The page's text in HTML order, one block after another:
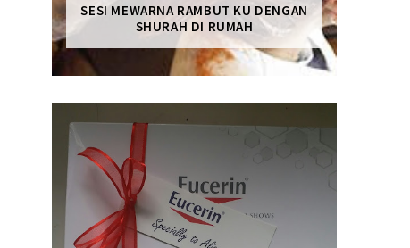
SESI MEWARNA RAMBUT KU DENGAN
SHURAH DI RUMAH